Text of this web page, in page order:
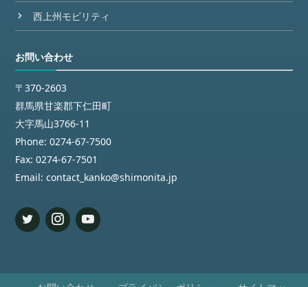
西上州モビリティ
お問い合わせ
〒370-2603
群馬県甘楽郡下仁田町
大字馬山3766-11
Phone: 0274-67-7500
Fax: 0274-67-7501
Email: contact_kanko@shimonita.jp